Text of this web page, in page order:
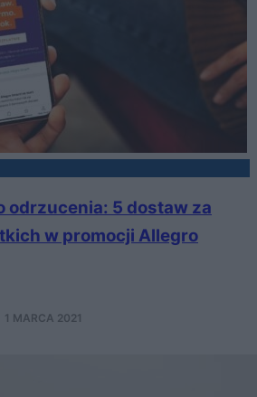
odrzucenia: 5 dostaw za
w promocji Allegro
1 MARCA 2021